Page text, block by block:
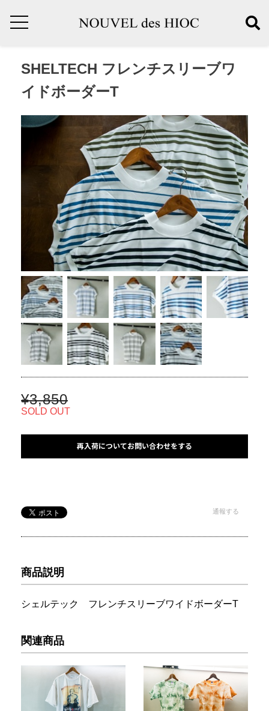
SHELTECH フレンチスリーブワ
イドボーダーT
¥3,850
SOLD OUT
再入荷についてお問い合わせをする
通報する
商品説明
シェルテック フレンチスリーブワイドボーダーT
関連商品